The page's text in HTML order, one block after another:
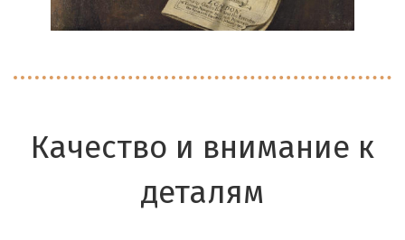
Качество и внимание к
деталям